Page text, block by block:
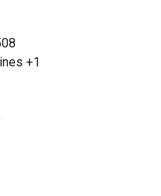
Первомайская. Для
по телефону,
объема работ на
рабочими
эффективно и
конструкций
+1